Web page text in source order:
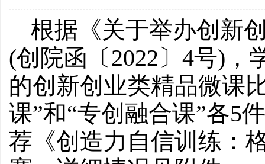
根据《关于举办创新
(创院函〔2022〕4号)，
的创新创业类精品微课
课”和“专创融合课”各5
荐《创造力自信训练：